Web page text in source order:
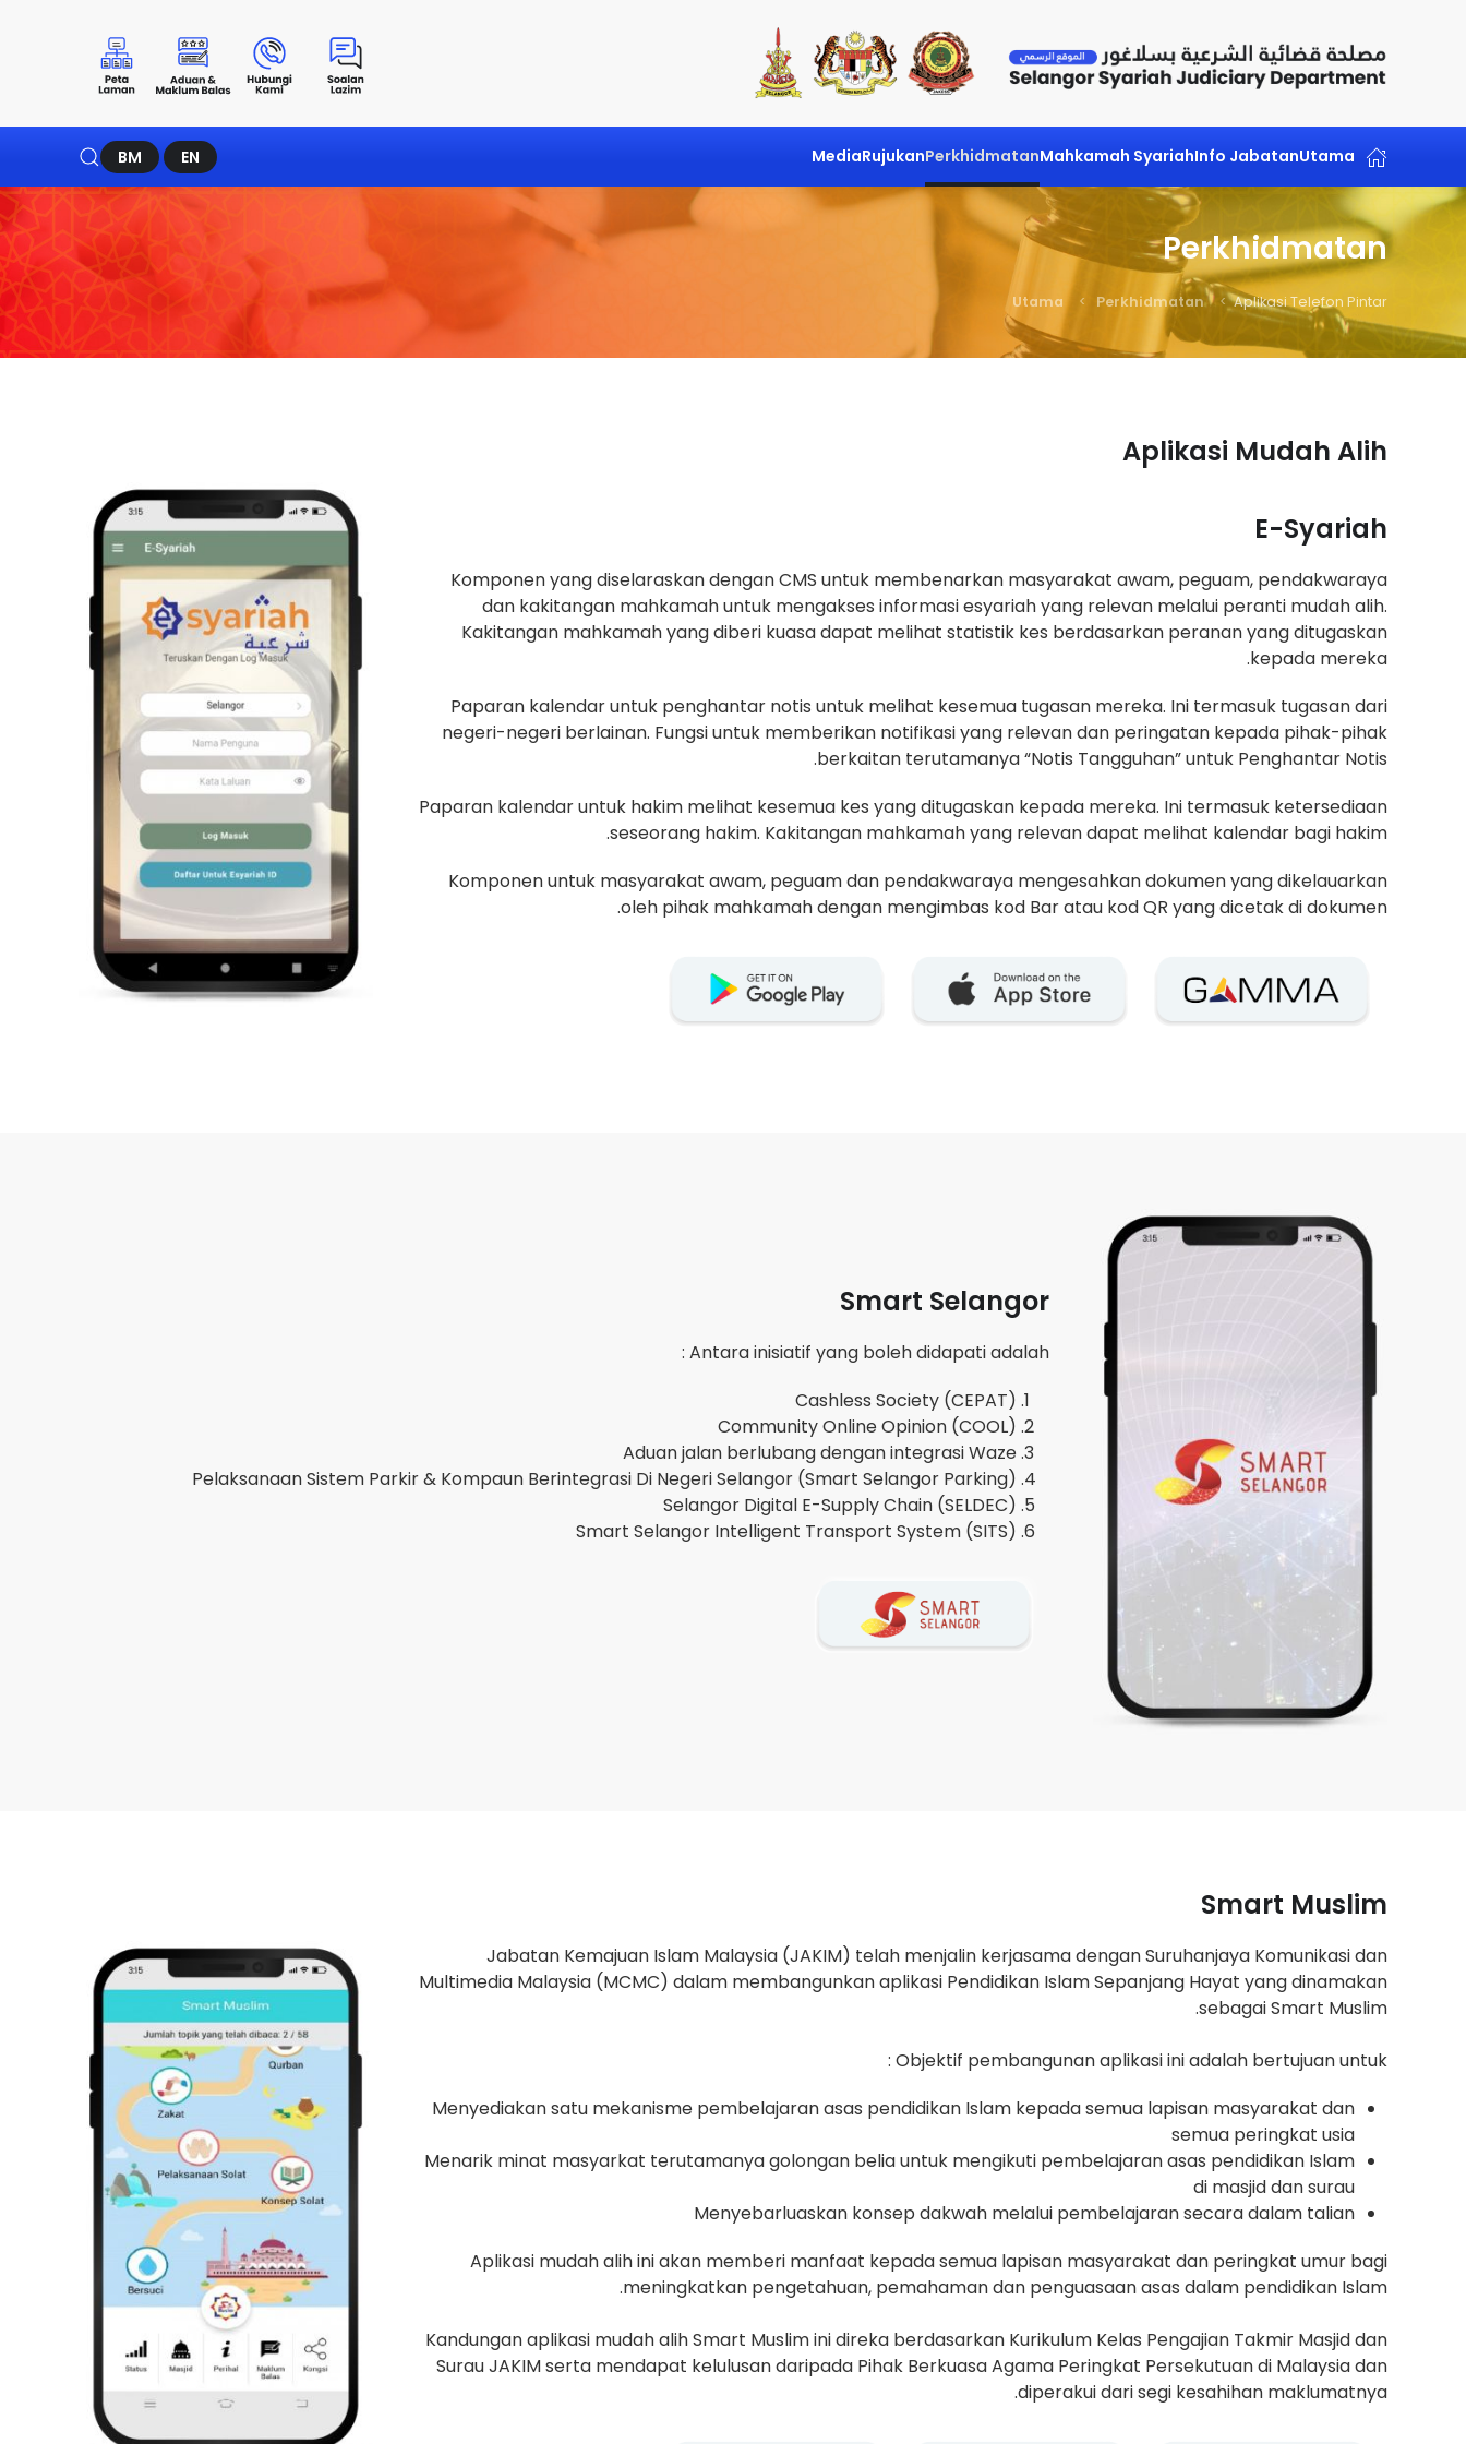
Skip to main content
Utama
Info Jabatan
Mahkamah Syariah
Perkhidmatan
Rujukan
Media
EN
BM
Perkhidmatan
Utama Perkhidmatan Aplikasi Telefon Pintar
Aplikasi Mudah Alih
E-Syariah
Komponen yang diselaraskan dengan CMS untuk membenarkan masyarakat awam, peguam, pendakwaraya
dan kakitangan mahkamah untuk mengakses informasi esyariah yang relevan melalui peranti mudah alih.
Kakitangan mahkamah yang diberi kuasa dapat melihat statistik kes berdasarkan peranan yang ditugaskan
kepada mereka.
Paparan kalendar untuk penghantar notis untuk melihat kesemua tugasan mereka. Ini termasuk tugasan dari
negeri-negeri berlainan. Fungsi untuk memberikan notifikasi yang relevan dan peringatan kepada pihak-pihak
berkaitan terutamanya “Notis Tangguhan” untuk Penghantar Notis.
Paparan kalendar untuk hakim melihat kesemua kes yang ditugaskan kepada mereka. Ini termasuk ketersediaan
seseorang hakim. Kakitangan mahkamah yang relevan dapat melihat kalendar bagi hakim.
Komponen untuk masyarakat awam, peguam dan pendakwaraya mengesahkan dokumen yang dikelauarkan
oleh pihak mahkamah dengan mengimbas kod Bar atau kod QR yang dicetak di dokumen.
Smart Selangor
Antara inisiatif yang boleh didapati adalah :
Cashless Society (CEPAT)
Community Online Opinion (COOL)
Aduan jalan berlubang dengan integrasi Waze
Pelaksanaan Sistem Parkir & Kompaun Berintegrasi Di Negeri Selangor (Smart Selangor Parking)
Selangor Digital E-Supply Chain (SELDEC)
Smart Selangor Intelligent Transport System (SITS)
Smart Muslim
Jabatan Kemajuan Islam Malaysia (JAKIM) telah menjalin kerjasama dengan Suruhanjaya Komunikasi dan
Multimedia Malaysia (MCMC) dalam membangunkan aplikasi Pendidikan Islam Sepanjang Hayat yang dinamakan
sebagai Smart Muslim.
Objektif pembangunan aplikasi ini adalah bertujuan untuk :
Menyediakan satu mekanisme pembelajaran asas pendidikan Islam kepada semua lapisan masyarakat dan
semua peringkat usia
Menarik minat masyarkat terutamanya golongan belia untuk mengikuti pembelajaran asas pendidikan Islam
di masjid dan surau
Menyebarluaskan konsep dakwah melalui pembelajaran secara dalam talian
Aplikasi mudah alih ini akan memberi manfaat kepada semua lapisan masyarakat dan peringkat umur bagi
meningkatkan pengetahuan, pemahaman dan penguasaan asas dalam pendidikan Islam.
Kandungan aplikasi mudah alih Smart Muslim ini direka berdasarkan Kurikulum Kelas Pengajian Takmir Masjid dan
Surau JAKIM serta mendapat kelulusan daripada Pihak Berkuasa Agama Peringkat Persekutuan di Malaysia dan
diperakui dari segi kesahihan maklumatnya.